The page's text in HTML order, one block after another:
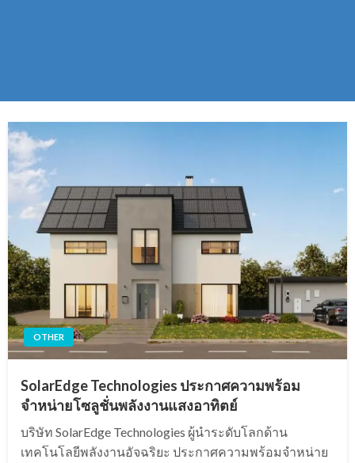
OTHER
SolarEdge Technologies ประกาศความพร้อม
จำหน่ายโซลูชั่นพลังงานแสงอาทิตย์
บริษัท SolarEdge Technologies ผู้นำระดับโลกด้าน
เทคโนโลยีพลังงานอัจฉริยะ ประกาศความพร้อมจำหน่าย